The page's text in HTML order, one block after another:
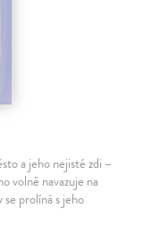
a jeho nejisté zdi –
volně navazuje na
prolíná s jeho